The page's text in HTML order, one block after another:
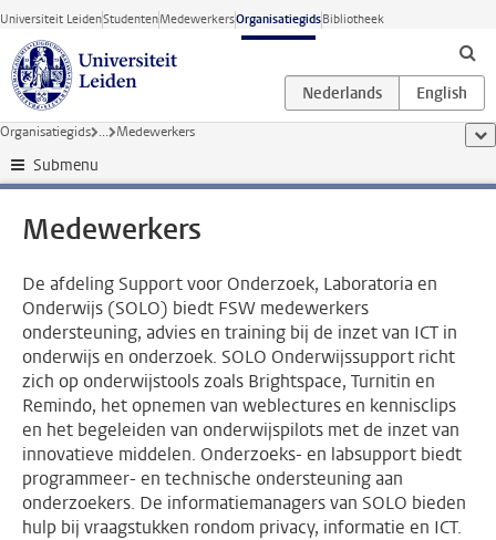
Ga direct naar de inhoud
Universiteit LeidenStudentenMedewerkersOrganisatiegidsBibliotheek
Organisatiegids ... Medewerkers
Submenu
Medewerkers
De afdeling Support voor Onderzoek, Laboratoria en
Onderwijs (SOLO) biedt FSW medewerkers
ondersteuning, advies en training bij de inzet van ICT in
onderwijs en onderzoek. SOLO Onderwijssupport richt
zich op onderwijstools zoals Brightspace, Turnitin en
Remindo, het opnemen van weblectures en kennisclips
en het begeleiden van onderwijspilots met de inzet van
innovatieve middelen. Onderzoeks- en labsupport biedt
programmeer- en technische ondersteuning aan
onderzoekers. De informatiemanagers van SOLO bieden
hulp bij vraagstukken rondom privacy, informatie en ICT.